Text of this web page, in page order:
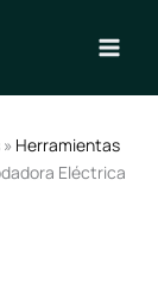
» Herramientas
Eléctrica